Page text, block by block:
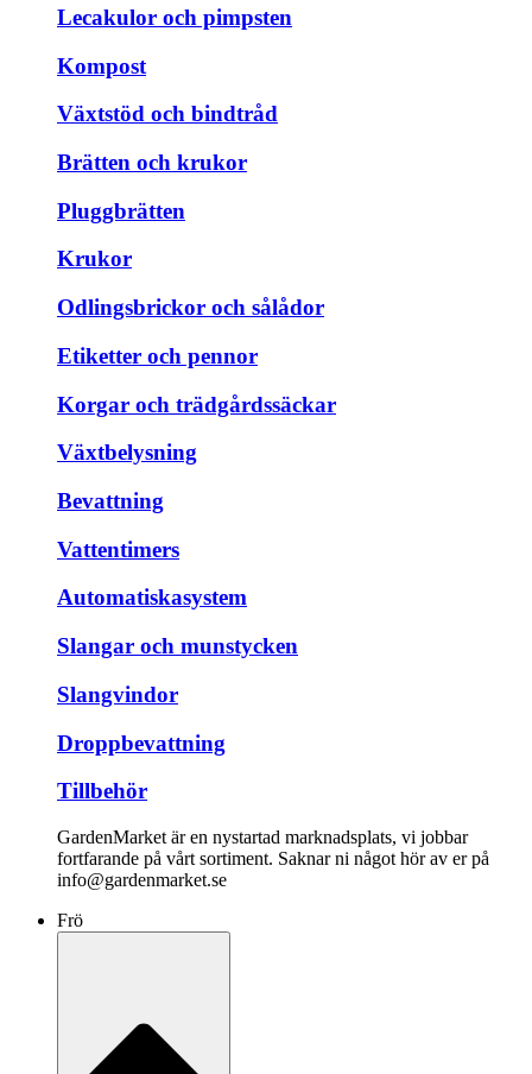
Lecakulor och pimpsten
Kompost
Växtstöd och bindtråd
Brätten och krukor
Pluggbrätten
Krukor
Odlingsbrickor och sålådor
Etiketter och pennor
Korgar och trädgårdssäckar
Växtbelysning
Bevattning
Vattentimers
Automatiskasystem
Slangar och munstycken
Slangvindor
Droppbevattning
Tillbehör
GardenMarket är en nystartad marknadsplats, vi jobbar
fortfarande på vårt sortiment. Saknar ni något hör av er på
info@gardenmarket.se
Frö